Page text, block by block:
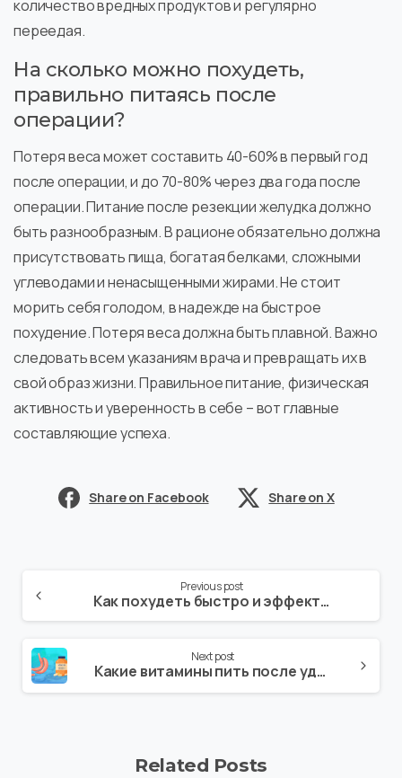
количество вредных продуктов и регулярно
переедая.
На сколько можно похудеть,
правильно питаясь после
операции?
Потеря веса может составить 40-60% в первый год
после операции, и до 70-80% через два года после
операции. Питание после резекции желудка должно
быть разнообразным. В рационе обязательно должна
присутствовать пища, богатая белками, сложными
углеводами и ненасыщенными жирами. Не стоит
морить себя голодом, в надежде на быстрое
похудение. Потеря веса должна быть плавной. Важно
следовать всем указаниям врача и превращать их в
свой образ жизни. Правильное питание, физическая
активность и уверенность в себе – вот главные
составляющие успеха.
Share on Facebook Share on X
Previous post
Как похудеть быстро и эффективно
Next post
Какие витамины пить после удаления желудка?
Related Posts